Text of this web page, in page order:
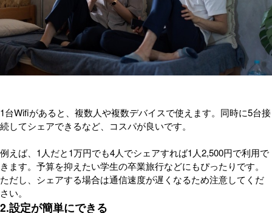
1台Wifiがあると、複数人や複数デバイスで使えます。同時に5台接
続してシェアできるなど、コスパが良いです。
例えば、1人だと1万円でも4人でシェアすれば1人2,500円で利用で
きます。予算を抑えたい学生の卒業旅行などにもぴったりです。
ただし、シェアする場合は通信速度が遅くなるため注意してくだ
さい。
2.設定が簡単にできる